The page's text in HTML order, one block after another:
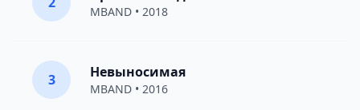
MBAND • 2018
3 Невыносимая
MBAND • 2016